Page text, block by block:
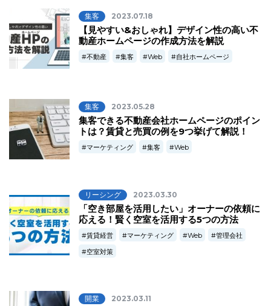
集客 2023.07.18
【見やすい&おしゃれ】デザイン性の高い不
動産ホームページの作成方法を解説
不動産 集客 Web 自社ホームページ
集客 2023.05.28
集客できる不動産会社ホームページのポイン
トは？賃貸と売買の例を9つ挙げて解説！
マーケティング 集客 Web
リーシング 2023.03.30
「空き部屋を活用したい」オーナーの依頼に
応える！賢く空室を活用する5つの方法
賃貸経営 マーケティング Web
管理会社
空室対策
開業 2023.03.11